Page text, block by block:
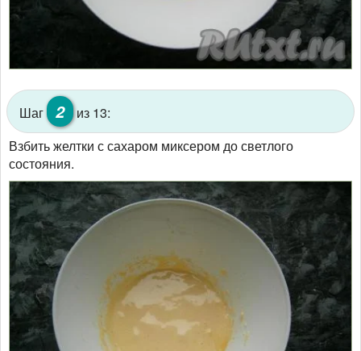
Шаг 2
из 13:
Взбить желтки с сахаром миксером до светлого
состояния.